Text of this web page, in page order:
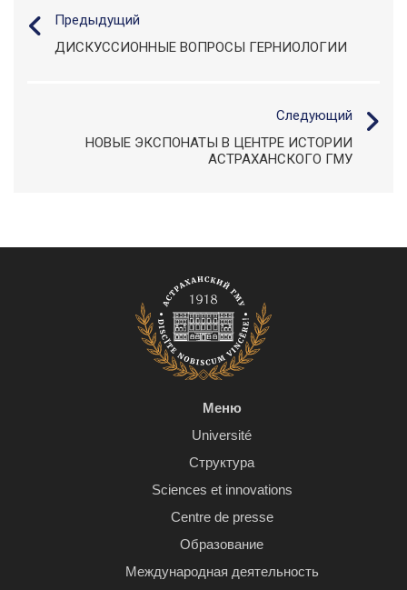
Предыдущий
ДИСКУССИОННЫЕ ВОПРОСЫ ГЕРНИОЛОГИИ
Следующий
НОВЫЕ ЭКСПОНАТЫ В ЦЕНТРЕ ИСТОРИИ
АСТРАХАНСКОГО ГМУ
Меню
Université
Структура
Sciences et innovations
Centre de presse
Образование
Международная деятельность